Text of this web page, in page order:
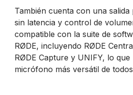
También cuenta con una
sin latencia y control de
compatible con la suite de
RØDE, incluyendo RØDE
RØDE Capture y UNIFY, lo
micrófono más versátil de